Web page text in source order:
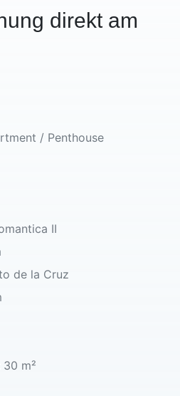
direkt am
/ Penthouse
II
de la Cruz
30 m²